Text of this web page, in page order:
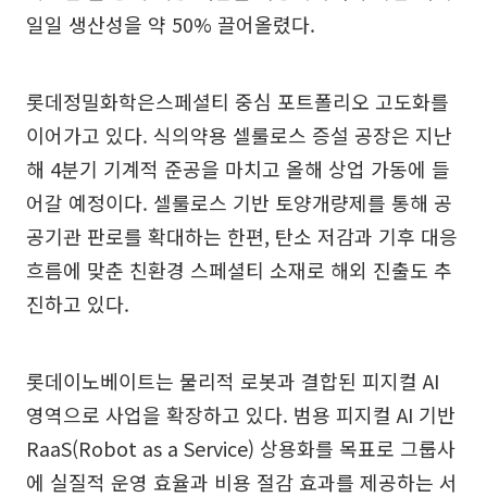
일일 생산성을 약 50% 끌어올렸다.
롯데정밀화학은스페셜티 중심 포트폴리오 고도화를
이어가고 있다. 식의약용 셀룰로스 증설 공장은 지난
해 4분기 기계적 준공을 마치고 올해 상업 가동에 들
어갈 예정이다. 셀룰로스 기반 토양개량제를 통해 공
공기관 판로를 확대하는 한편, 탄소 저감과 기후 대응
흐름에 맞춘 친환경 스페셜티 소재로 해외 진출도 추
진하고 있다.
롯데이노베이트는 물리적 로봇과 결합된 피지컬 AI
영역으로 사업을 확장하고 있다. 범용 피지컬 AI 기반
RaaS(Robot as a Service) 상용화를 목표로 그룹사
에 실질적 운영 효율과 비용 절감 효과를 제공하는 서